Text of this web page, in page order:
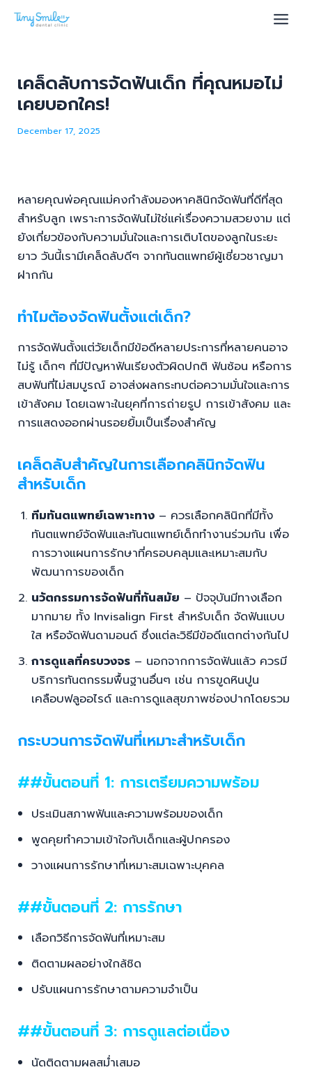
Skip
Main
เคล็ดลับการจัดฟันเด็ก ที่คุณหมอไม่
เคยบอกใคร!
December 17, 2025
หลายคุณพ่อคุณแม่คงกำลังมองหาคลินิกจัดฟันที่ดีที่สุด
สำหรับลูก เพราะการจัดฟันไม่ใช่แค่เรื่องความสวยงาม แต่
ยังเกี่ยวข้องกับความมั่นใจและการเติบโตของลูกในระยะ
ยาว วันนี้เรามีเคล็ดลับดีๆ จากทันตแพทย์ผู้เชี่ยวชาญมา
ฝากกัน
ทำไมต้องจัดฟันตั้งแต่เด็ก?
การจัดฟันตั้งแต่วัยเด็กมีข้อดีหลายประการที่หลายคนอาจ
ไม่รู้ เด็กๆ ที่มีปัญหาฟันเรียงตัวผิดปกติ ฟันซ้อน หรือการ
สบฟันที่ไม่สมบูรณ์ อาจส่งผลกระทบต่อความมั่นใจและการ
เข้าสังคม โดยเฉพาะในยุคที่การถ่ายรูป การเข้าสังคม และ
การแสดงออกผ่านรอยยิ้มเป็นเรื่องสำคัญ
เคล็ดลับสำคัญในการเลือกคลินิกจัดฟัน
สำหรับเด็ก
ทีมทันตแพทย์เฉพาะทาง – ควรเลือกคลินิกที่มีทั้ง
ทันตแพทย์จัดฟันและทันตแพทย์เด็กทำงานร่วมกัน เพื่อ
การวางแผนการรักษาที่ครอบคลุมและเหมาะสมกับ
พัฒนาการของเด็ก
นวัตกรรมการจัดฟันที่ทันสมัย – ปัจจุบันมีทางเลือก
มากมาย ทั้ง Invisalign First สำหรับเด็ก จัดฟันแบบ
ใส หรือจัดฟันดามอนด์ ซึ่งแต่ละวิธีมีข้อดีแตกต่างกันไป
การดูแลที่ครบวงจร – นอกจากการจัดฟันแล้ว ควรมี
บริการทันตกรรมพื้นฐานอื่นๆ เช่น การขูดหินปูน
เคลือบฟลูออไรด์ และการดูแลสุขภาพช่องปากโดยรวม
กระบวนการจัดฟันที่เหมาะสำหรับเด็ก
##ขั้นตอนที่ 1: การเตรียมความพร้อม
ประเมินสภาพฟันและความพร้อมของเด็ก
พูดคุยทำความเข้าใจกับเด็กและผู้ปกครอง
วางแผนการรักษาที่เหมาะสมเฉพาะบุคคล
##ขั้นตอนที่ 2: การรักษา
เลือกวิธีการจัดฟันที่เหมาะสม
ติดตามผลอย่างใกล้ชิด
ปรับแผนการรักษาตามความจำเป็น
##ขั้นตอนที่ 3: การดูแลต่อเนื่อง
นัดติดตามผลสม่ำเสมอ
Post
navigation
Menu
Menu